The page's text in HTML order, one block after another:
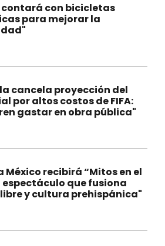
con bicicletas
para mejorar la
cancela proyección del
por altos costos de FIFA:
gastar en obra pública"
México recibirá “Mitos en el
espectáculo que fusiona
y cultura prehispánica"